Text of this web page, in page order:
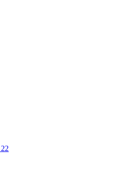
22